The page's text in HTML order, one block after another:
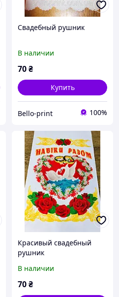
Свадебный рушник
В наличии
70₴
Купить
Bello-print 100%
Красивый свадебный
рушник
В наличии
70₴